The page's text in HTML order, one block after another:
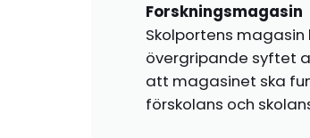
Forskningsmagasin
Skolportens
övergripande syftet
att magasinet ska
förskolans och